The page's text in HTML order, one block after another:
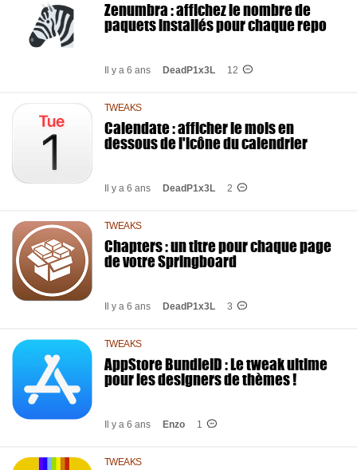
Zenumbra : affichez le nombre de
paquets installés pour chaque repo
Il y a 6 ans DeadP1x3L 12
TWEAKS
Calendate : afficher le mois en
dessous de l'icône du calendrier
Il y a 6 ans DeadP1x3L 2
TWEAKS
Chapters : un titre pour chaque page
de votre Springboard
Il y a 6 ans DeadP1x3L 3
TWEAKS
AppStore BundleID : Le tweak ultime
pour les designers de thèmes !
Il y a 6 ans Enzo 1
TWEAKS